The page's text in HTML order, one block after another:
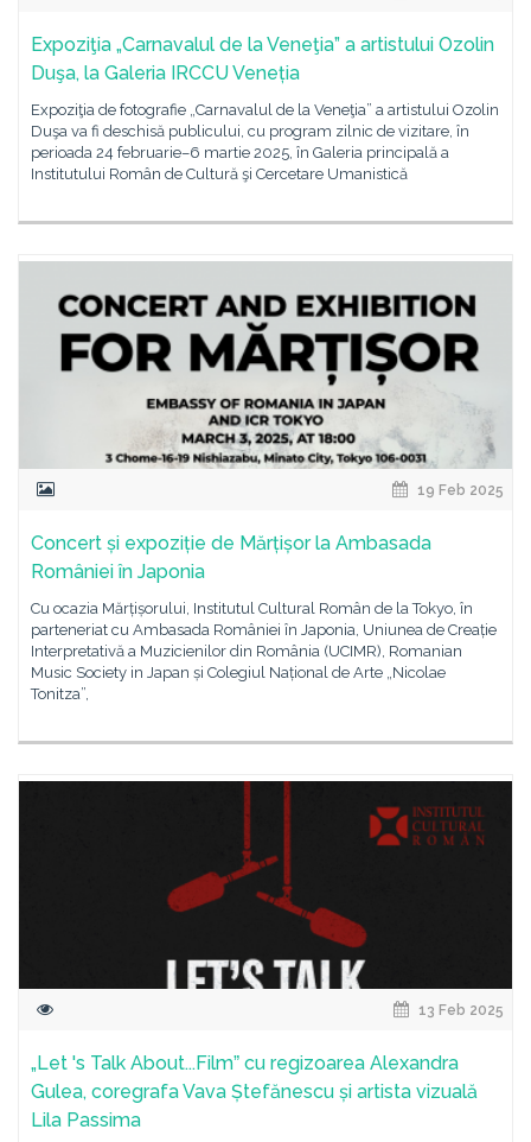
Expoziţia „Carnavalul de la Veneţia” a artistului Ozolin
Duşa, la Galeria IRCCU Veneția
Expoziţia de fotografie „Carnavalul de la Veneţia” a artistului Ozolin
Duşa va fi deschisă publicului, cu program zilnic de vizitare, în
perioada 24 februarie–6 martie 2025, în Galeria principală a
Institutului Român de Cultură şi Cercetare Umanistică
19 Feb 2025
Concert și expoziție de Mărțișor la Ambasada
României în Japonia
Cu ocazia Mărțișorului, Institutul Cultural Român de la Tokyo, în
parteneriat cu Ambasada României în Japonia, Uniunea de Creație
Interpretativă a Muzicienilor din România (UCIMR), Romanian
Music Society in Japan și Colegiul Național de Arte „Nicolae
Tonitza”,
13 Feb 2025
„Let 's Talk About...Filmˮ cu regizoarea Alexandra
Gulea, coregrafa Vava Ștefănescu și artista vizuală
Lila Passima